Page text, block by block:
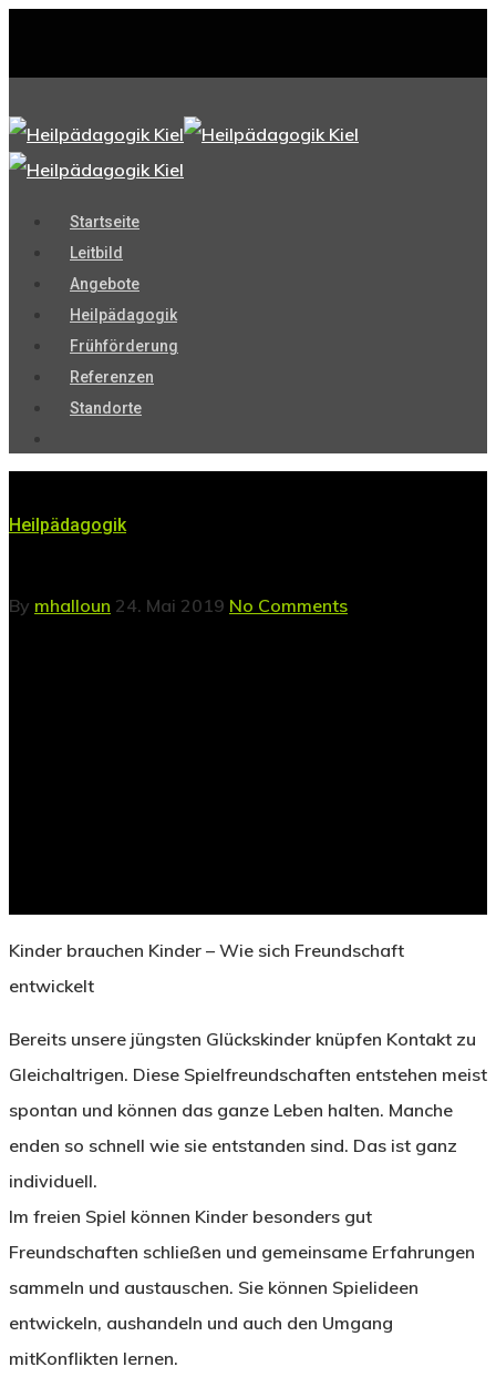
Startseite
Leitbild
Angebote
Heilpädagogik
Frühförderung
Referenzen
Standorte
Heilpädagogik
By mhalloun 24. Mai 2019 No Comments
Kinder brauchen Kinder – Wie sich Freundschaft
entwickelt
Bereits unsere jüngsten Glückskinder knüpfen Kontakt zu
Gleichaltrigen. Diese Spielfreundschaften entstehen meist
spontan und können das ganze Leben halten. Manche
enden so schnell wie sie entstanden sind. Das ist ganz
individuell.
Im freien Spiel können Kinder besonders gut
Freundschaften schließen und gemeinsame Erfahrungen
sammeln und austauschen. Sie können Spielideen
entwickeln, aushandeln und auch den Umgang
mitKonflikten lernen.